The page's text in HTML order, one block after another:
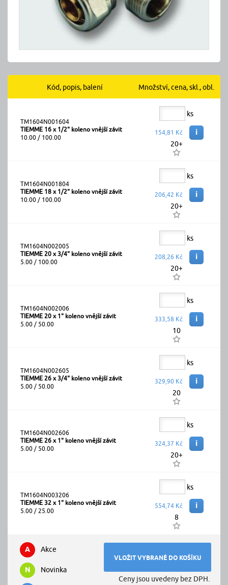
Kód, popis, balení Množství, cena, skl., obl.
TM1604N001604
TIEMME 16 x 1/2" koleno vnější závit
10.00 / 100.00
ks
154,81 Kč i
20+
TM1604N001804
TIEMME 18 x 1/2" koleno vnější závit
10.00 / 100.00
ks
206,42 Kč i
20+
TM1604N002005
TIEMME 20 x 3/4" koleno vnější závit
5.00 / 100.00
ks
208,26 Kč i
20+
TM1604N002006
TIEMME 20 x 1" koleno vnější závit
5.00 / 50.00
ks
333,58 Kč i
10
TM1604N002605
TIEMME 26 x 3/4" koleno vnější závit
5.00 / 50.00
ks
329,90 Kč i
20
TM1604N002606
TIEMME 26 x 1" koleno vnější závit
5.00 / 50.00
ks
324,37 Kč i
20+
TM1604N003206
TIEMME 32 x 1" koleno vnější závit
5.00 / 25.00
ks
554,74 Kč i
8
Ceny jsou uvedeny bez DPH.
A Akce
N Novinka